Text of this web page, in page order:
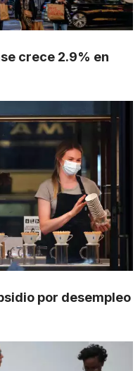
crece 2.9% en
por desempleo